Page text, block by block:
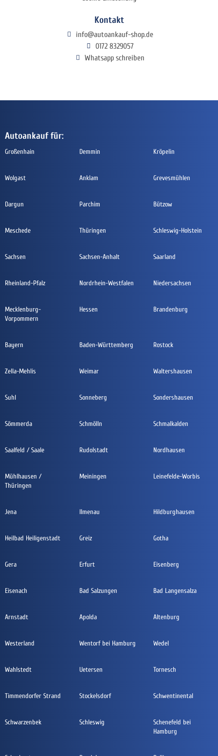
Kontakt
info@autoankauf-shop.de
0172 8329057
Whatsapp schreiben
Autoankauf für:
Großenhain Demmin Kröpelin
Wolgast Anklam Grevesmühlen
Dargun Parchim Bützow
Meschede Thüringen Schleswig-Holstein
Sachsen Sachsen-Anhalt Saarland
Rheinland-Pfalz Nordrhein-Westfalen Niedersachsen
Mecklenburg-
Vorpommern
Hessen Brandenburg
Bayern Baden-Württemberg Rostock
Zella-Mehlis Weimar Waltershausen
Suhl Sonneberg Sondershausen
Sömmerda Schmölln Schmalkalden
Saalfeld / Saale Rudolstadt Nordhausen
Mühlhausen /
Thüringen
Meiningen Leinefelde-Worbis
Jena Ilmenau Hildburghausen
Heilbad Heiligenstadt Greiz Gotha
Gera Erfurt Eisenberg
Eisenach Bad Salzungen Bad Langensalza
Arnstadt Apolda Altenburg
Westerland Wentorf bei Hamburg Wedel
Wahlstedt Uetersen Tornesch
Timmendorfer Strand Stockelsdorf Schwentinental
Schwarzenbek Schleswig
Schenefeld bei
Hamburg